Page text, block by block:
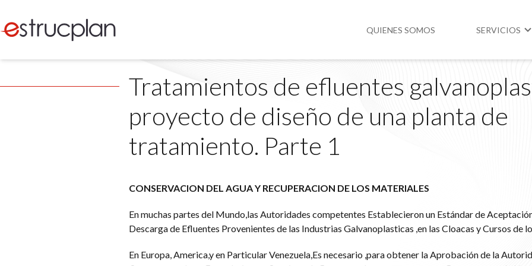
QUIENES SOMOS SERVICIOS
Higiene y
Medio Ambiente
Tratamientos de efluentes
proyecto de diseño de una planta de
tratamiento. Parte 1
CONSERVACION DEL AGUA Y RECUPERACION DE LOS MATERIALES
En muchas partes del Mundo,las Autoridades competentes Establecieron un Estándar de
Descarga de Efluentes Provenientes de las Industrias Galvanoplasticas ,en las Cloacas y Cursos de
En Europa, America,y en Particular Venezuela,Es necesario ,para obtener la Aprobación de la